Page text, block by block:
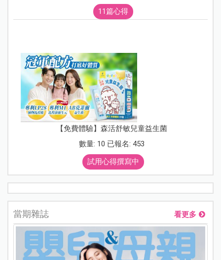
11篇心得
【免費體驗】森活舒敏兒童益生菌
數量: 10 已報名: 453
試用心得撰寫中
當期雜誌 看更多